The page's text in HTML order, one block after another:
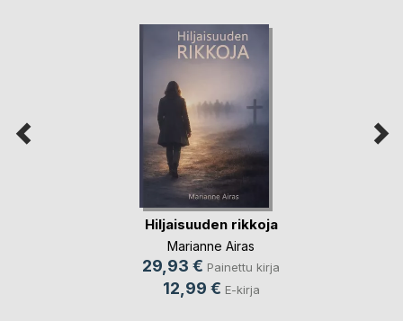
Hiljaisuuden rikkoja
Marianne Airas
29,93 € Painettu kirja
12,99 € E-kirja